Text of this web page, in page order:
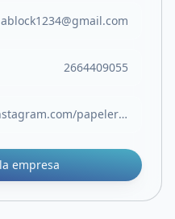
2664409055
https://www.instagram.com/papeleriablock.sl?igsh=MW05Z3RocjUwOTlvOA%3D%3D
empresa